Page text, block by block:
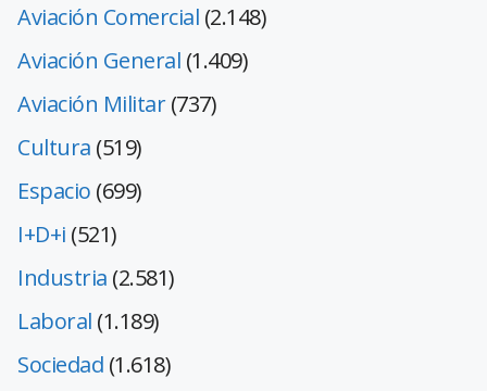
Aviación Comercial (2.148)
Aviación General (1.409)
Aviación Militar(737)
Cultura (519)
Espacio (699)
I+D+i (521)
Industria (2.581)
Laboral (1.189)
Sociedad (1.618)